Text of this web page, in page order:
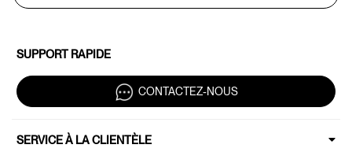
SUPPORT RAPIDE
CONTACTEZ-NOUS
SERVICE À LA CLIENTÈLE